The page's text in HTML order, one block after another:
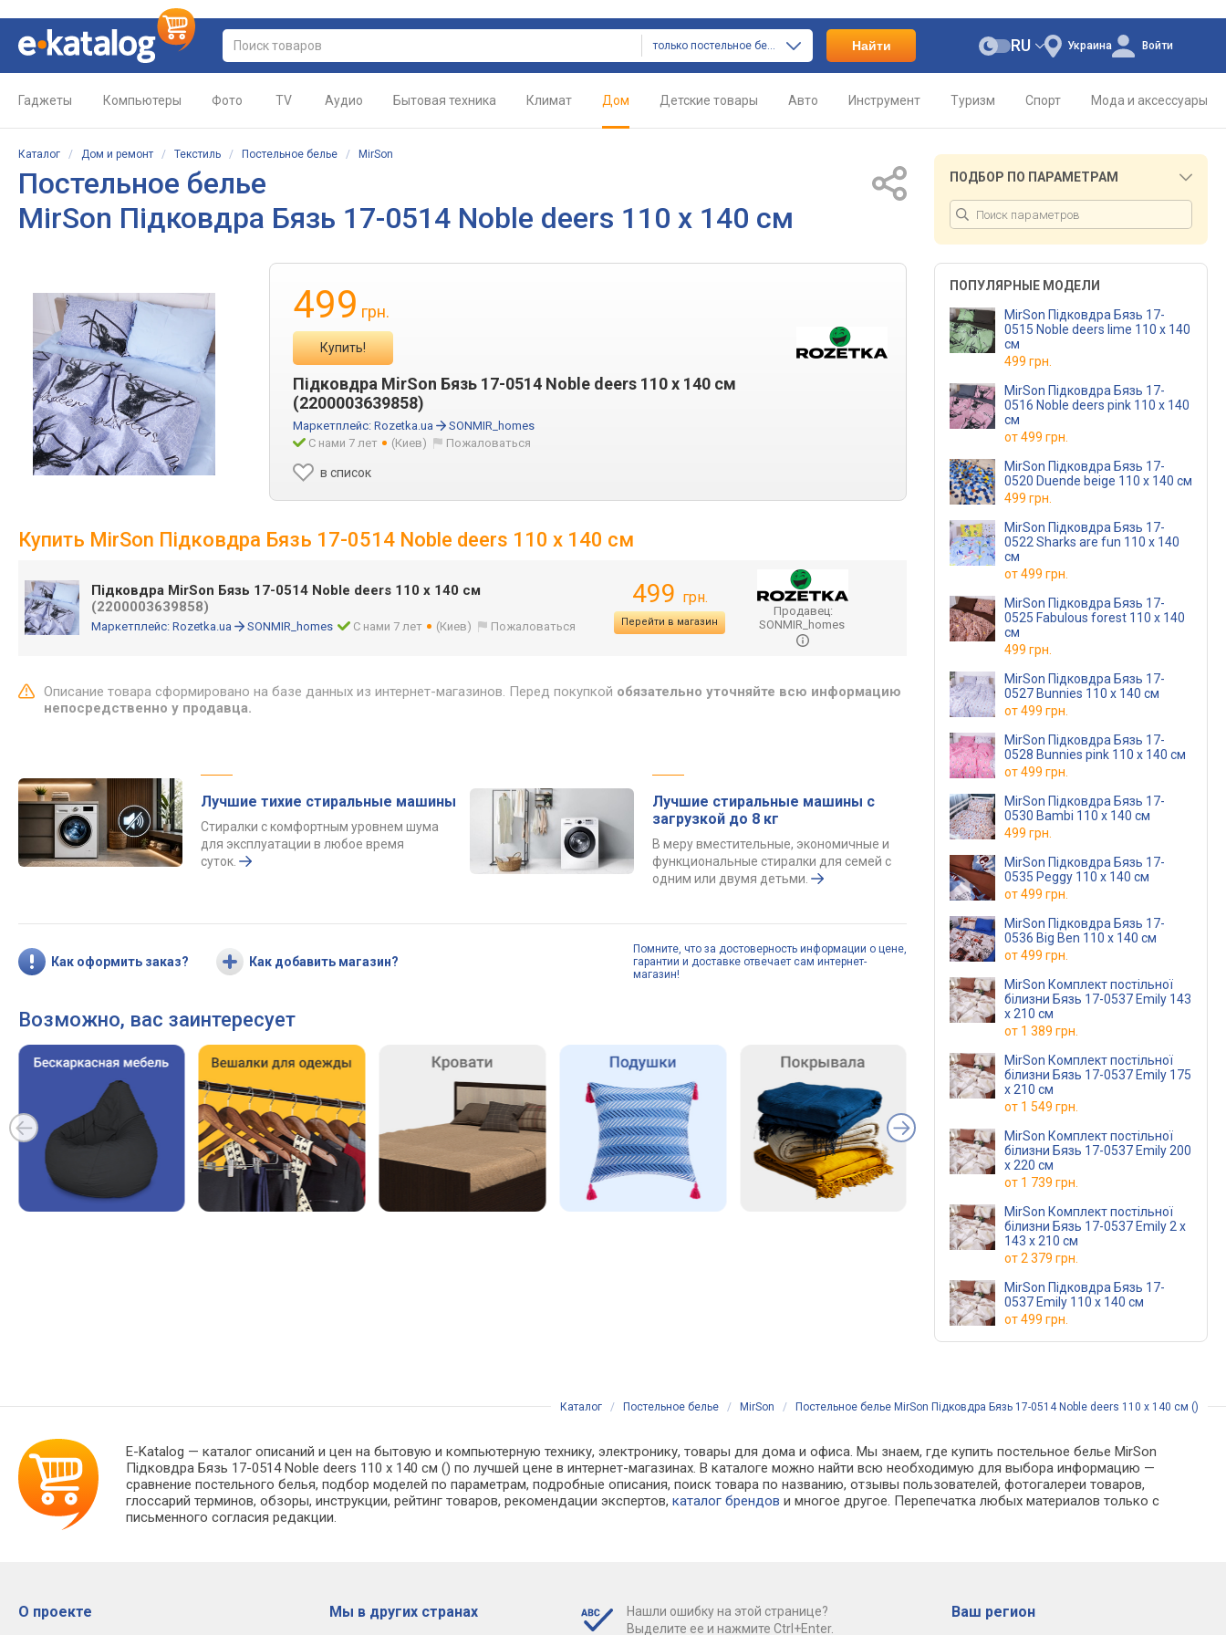
только постельное белье Найти Украина
RU Войти
Гаджеты Компьютеры Фото TV Аудио Бытовая техника Климат Дом Детские товары Авто Инструмент Туризм Спорт Мода и аксессуары
Каталог / Дом и ремонт / Текстиль / Постельное белье / MirSon
Постельное белье
MirSon Підковдра Бязь 17-0514 Noble deers 110 x 140 см
499 грн.
Купить!
Підковдра MirSon Бязь 17-0514 Noble deers 110 x 140 см
(2200003639858)
Маркетплейс: Rozetka.ua
SONMIR_homes
С нами 7 лет
(Киев) Пожаловаться
в список
Купить MirSon Підковдра Бязь 17-0514 Noble deers 110 x 140 см
Підковдра MirSon Бязь 17-0514 Noble deers 110 x 140 см
(2200003639858)
Маркетплейс: Rozetka.ua SONMIR_homes С нами 7 лет (Киев) Пожаловаться
499 грн.
Перейти в магазин
Продавец:
SONMIR_homes
Описание товара сформировано на базе данных из интернет-магазинов. Перед покупкой обязательно уточняйте всю информацию
непосредственно у продавца.
Лучшие тихие стиральные машины
Стиралки с комфортным уровнем шума
для эксплуатации в любое время
суток.
Лучшие стиральные машины с
загрузкой до 8 кг
В меру вместительные, экономичные и
функциональные стиралки для семей с
одним или двумя детьми.
Как оформить заказ? Как добавить магазин?
Помните, что за достоверность информации о цене,
гарантии и доставке отвечает сам интернет-
магазин!
Возможно, вас заинтересует
ПОДБОР ПО ПАРАМЕТРАМ
ПОПУЛЯРНЫЕ МОДЕЛИ
MirSon Підковдра Бязь 17-
0515 Noble deers lime 110 x 140
см
499 грн.
MirSon Підковдра Бязь 17-
0516 Noble deers pink 110 x 140
см
от499 грн.
MirSon Підковдра Бязь 17-
0520 Duende beige 110 x 140 см
499 грн.
MirSon Підковдра Бязь 17-
0522 Sharks are fun 110 x 140
см
от499 грн.
MirSon Підковдра Бязь 17-
0525 Fabulous forest 110 x 140
см
499 грн.
MirSon Підковдра Бязь 17-
0527 Bunnies 110 x 140 см
от499 грн.
MirSon Підковдра Бязь 17-
0528 Bunnies pink 110 x 140 см
от499 грн.
MirSon Підковдра Бязь 17-
0530 Bambi 110 x 140 см
499 грн.
MirSon Підковдра Бязь 17-
0535 Peggy 110 x 140 см
от499 грн.
MirSon Підковдра Бязь 17-
0536 Big Ben 110 x 140 см
от499 грн.
MirSon Комплект постільної
білизни Бязь 17-0537 Emily 143
x 210 см
от 1 389 грн.
MirSon Комплект постільної
білизни Бязь 17-0537 Emily 175
x 210 см
от 1 549 грн.
MirSon Комплект постільної
білизни Бязь 17-0537 Emily 200
x 220 см
от 1 739 грн.
MirSon Комплект постільної
білизни Бязь 17-0537 Emily 2 x
143 x 210 см
от2 379 грн.
MirSon Підковдра Бязь 17-
0537 Emily 110 x 140 см
от499 грн.
Каталог / Постельное белье / MirSon / Постельное белье MirSon Підковдра Бязь 17-0514 Noble deers 110 x 140 см ()
E-Katalog — каталог описаний и цен на бытовую и компьютерную технику, электронику, товары для дома и офиса. Мы знаем, где купить постельное белье MirSon
Підковдра Бязь 17-0514 Noble deers 110 x 140 см () по лучшей цене в интернет-магазинах. В каталоге можно найти всю необходимую для выбора информацию —
сравнение постельного белья, подбор моделей по параметрам, подробные описания, поиск товара по названию, отзывы пользователей, фотогалереи товаров,
глоссарий терминов, обзоры, инструкции, рейтинг товаров, рекомендации экспертов,каталог брендов и многое другое. Перепечатка любых материалов только с
письменного согласия редакции.
О проекте Мы в других странах
Нашли ошибку на этой странице?
Выделите ее и нажмите Ctrl+Enter.
Ваш регион